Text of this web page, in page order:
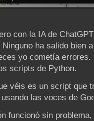
con la IA de
ha salido bien
yo cometía errores.
scripts de Python.
véis es un script que
las voces de
funcionó sin